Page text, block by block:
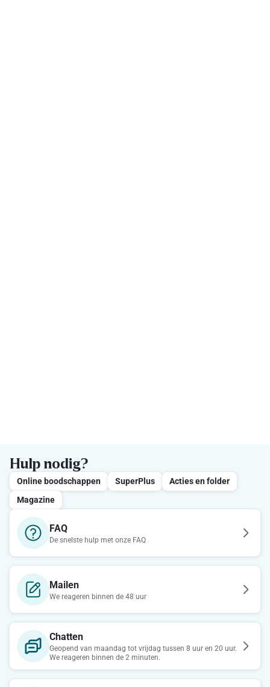
Hulp nodig?
Online boodschappen SuperPlus
Acties en folder
Magazine
FAQ
De snelste hulp met onze FAQ
Mailen
We reageren binnen de 48 uur
Chatten
Geopend van maandag tot vrijdag tussen 8 uur en 20 uur.
We reageren binnen de 2 minuten.